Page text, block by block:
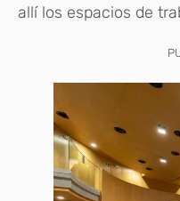
allí los espacios de